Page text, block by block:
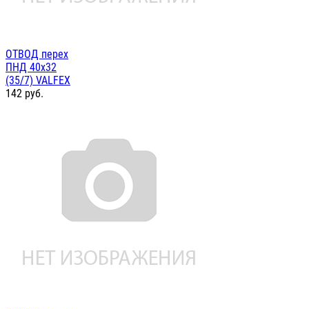
ОТВОД перех
ПНД 40х32
(35/7) VALFEX
142 руб.